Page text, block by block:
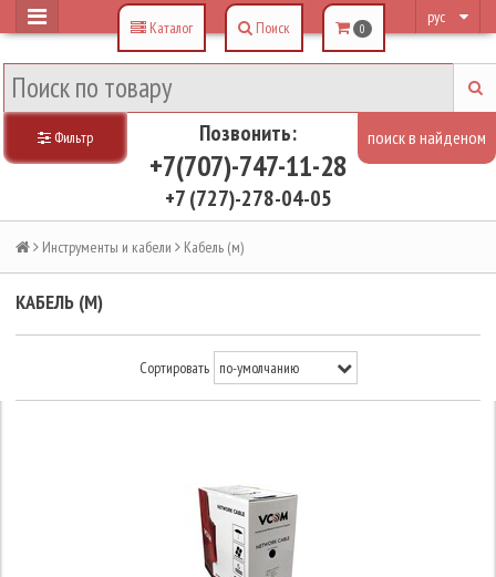
рус
Позвонить:
+7(707)-747-11-28
+7 (727)-278-04-05
Каталог Поиск 0
Инструменты и кабели Кабель (м)
КАБЕЛЬ (М)
Сортировать
Фильтр